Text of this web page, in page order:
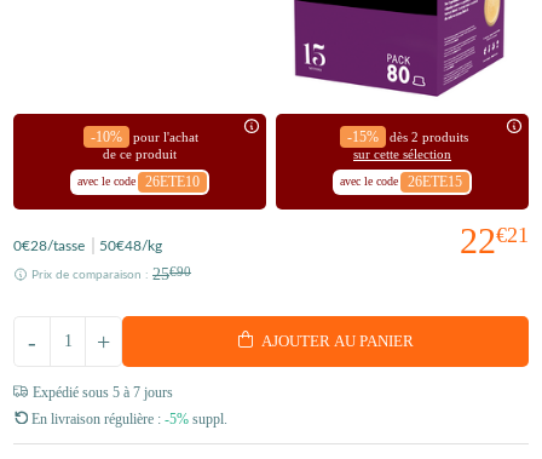
-10%
pour l'achat
de ce produit
avec le code 26ETE10
-15%
dès 2 produits
sur cette sélection
avec le code 26ETE15
22€21
0€28/tasse 50€48/kg
Prix de comparaison : 25€90
+
- AJOUTER AU PANIER
Expédié sous 5 à 7 jours
En livraison régulière : -5% suppl.